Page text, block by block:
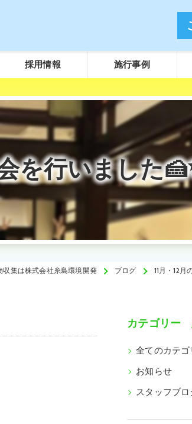
用）
採用情報 施行事例
を行いました
集は株式会社糸島環境開発 ブログ 11月・12
カテゴリー
全てのカテ
お知らせ
スタッフブ